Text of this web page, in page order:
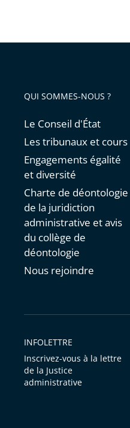
QUI SOMMES-NOUS ?
Le Conseil d'État
Les tribunaux et cours
Engagements égalité
et diversité
Charte de déontologie
de la juridiction
administrative et avis
du collège de
déontologie
Nous rejoindre
INFOLETTRE
Inscrivez-vous à la lettre
de la Justice
administrative